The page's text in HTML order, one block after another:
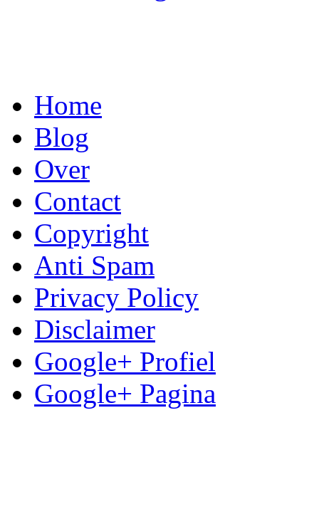
Home
Blog
Over
Contact
Copyright
Anti Spam
Privacy Policy
Disclaimer
Google+ Profiel
Google+ Pagina